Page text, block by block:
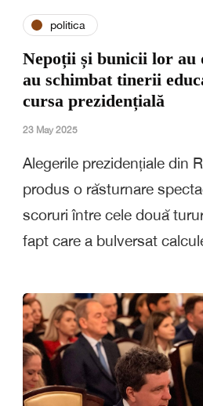
politica
Nepoții și bunicii lor au
au schimbat tinerii
cursa prezidențială
23 May 2025
Alegerile prezidențiale din
produs o răsturnare
scoruri între cele două
fapt care a bulversat